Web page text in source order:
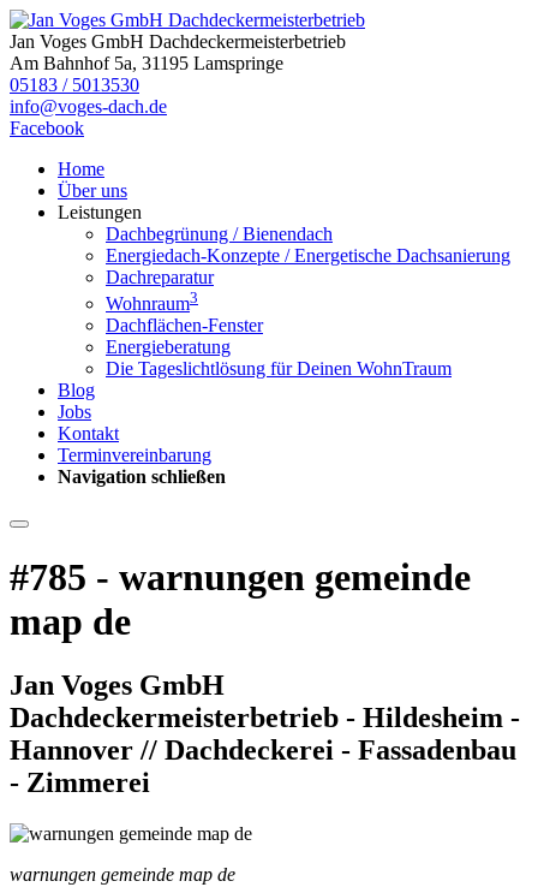
Jan Voges GmbH Dachdeckermeisterbetrieb
Am Bahnhof 5a, 31195 Lamspringe
05183 / 5013530
info@voges-dach.de
Facebook
Home
Über uns
Leistungen
Dachbegrünung / Bienendach
Energiedach-Konzepte / Energetische Dachsanierung
Dachreparatur
Wohnraum3
Dachflächen-Fenster
Energieberatung
Die Tageslichtlösung für Deinen WohnTraum
Blog
Jobs
Kontakt
Terminvereinbarung
Navigation schließen
#785 - warnungen gemeinde
map de
Jan Voges GmbH
Dachdeckermeisterbetrieb - Hildesheim -
Hannover // Dachdeckerei - Fassadenbau
- Zimmerei
warnungen gemeinde map de